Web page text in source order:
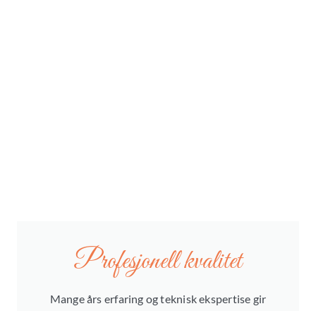
Profesjonell kvalitet
Mange års erfaring og teknisk ekspertise gir